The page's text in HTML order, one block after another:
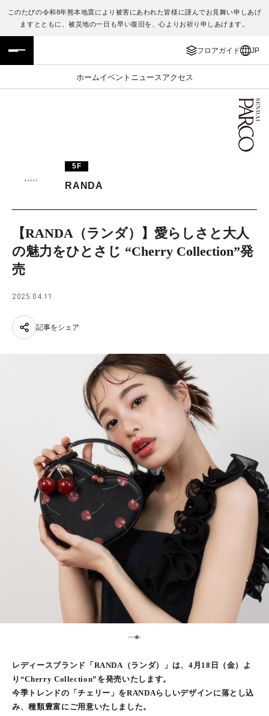
このたびの令和8年熊本地震により被害にあわれた皆様に謹んでお見舞い申しあげ
ますとともに、被災地の一日も早い復旧を、心よりお祈り申しあげます。
フロアガイド JP
ホームイベント ニュース アクセス
フロアガイド
施設案内・アクセス
TAX FREE
JP
ENGLISH
繁体字
日本語
5F
RANDA
【RANDA（ランダ）】愛らしさと大人
の魅力をひとさじ “Cherry Collection”発
売
2025.04.11
記事をシェア
1234
レディースブランド「RANDA（ランダ）」は、4月18日（金）よ
り“Cherry Collection”を発売いたします。
今季トレンドの「チェリー」をRANDAらしいデザインに落とし込
み、種類豊富にご用意いたしました。